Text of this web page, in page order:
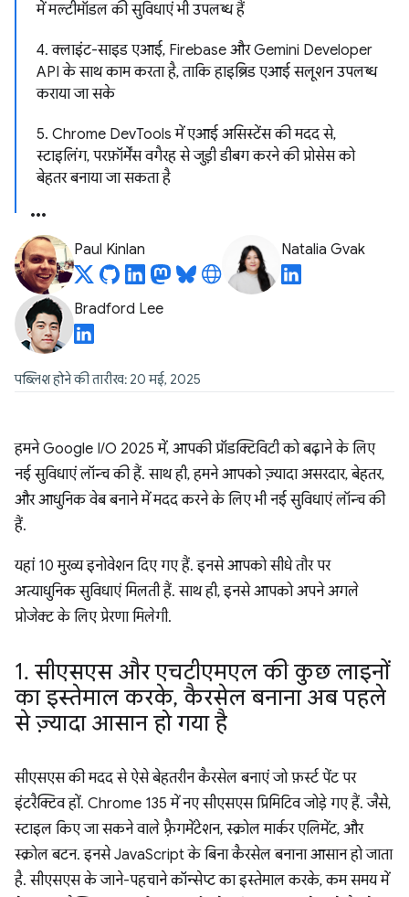
में मल्टीमॉडल की सुविधाएं भी उपलब्ध हैं
4. क्लाइंट-साइड एआई, Firebase और Gemini Developer
API के साथ काम करता है, ताकि हाइब्रिड एआई सलूशन उपलब्ध
कराया जा सके
5. Chrome DevTools में एआई असिस्टेंस की मदद से,
स्टाइलिंग, परफ़ॉर्मेंस वगैरह से जुड़ी डीबग करने की प्रोसेस को
बेहतर बनाया जा सकता है
Paul Kinlan Natalia Gvak
Bradford Lee
पब्लिश होने की तारीख: 20 मई, 2025
हमने Google I/O 2025 में, आपकी प्रॉडक्टिविटी को बढ़ाने के लिए
नई सुविधाएं लॉन्च की हैं. साथ ही, हमने आपको ज़्यादा असरदार, बेहतर,
और आधुनिक वेब बनाने में मदद करने के लिए भी नई सुविधाएं लॉन्च की
हैं.
यहां 10 मुख्य इनोवेशन दिए गए हैं. इनसे आपको सीधे तौर पर
अत्याधुनिक सुविधाएं मिलती हैं. साथ ही, इनसे आपको अपने अगले
प्रोजेक्ट के लिए प्रेरणा मिलेगी.
1. सीएसएस और एचटीएमएल की कुछ लाइनों
का इस्तेमाल करके, कैरसेल बनाना अब पहले
से ज़्यादा आसान हो गया है
सीएसएस की मदद से ऐसे बेहतरीन कैरसेल बनाएं जो फ़र्स्ट पेंट पर
इंटरैक्टिव हों. Chrome 135 में नए सीएसएस प्रिमिटिव जोड़े गए हैं. जैसे,
स्टाइल किए जा सकने वाले फ़्रैगमेंटेशन, स्क्रोल मार्कर एलिमेंट, और
स्क्रोल बटन. इनसे JavaScript के बिना कैरसेल बनाना आसान हो जाता
है. सीएसएस के जाने-पहचाने कॉन्सेप्ट का इस्तेमाल करके, कम समय में